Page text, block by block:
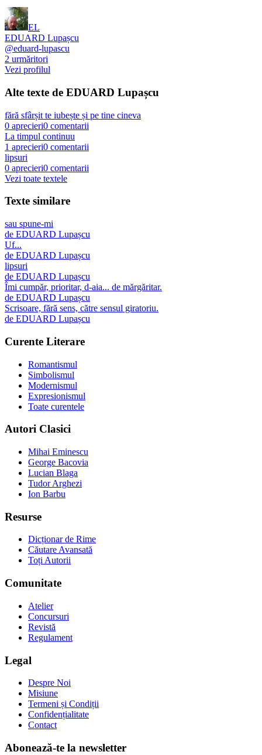
EL
EDUARD Lupașcu
@eduard-lupascu
2 urmăritori
Vezi profilul
Alte texte de EDUARD Lupașcu
fără sfârșit te iubește și pe tine cineva
0 aprecieri0 comentarii
La timpul continuu
1 aprecieri0 comentarii
lipsuri
0 aprecieri0 comentarii
Vezi toate textele
Texte similare
sau spune-mi
de EDUARD Lupașcu
Uf...
de EDUARD Lupașcu
lipsuri
de EDUARD Lupașcu
Îmi cumpăr, prioritar, d-aia... de mărgăritar.
de EDUARD Lupașcu
Scrisoare, fără sens, către sensul giratoriu.
de EDUARD Lupașcu
Curente Literare
Romantismul
Simbolismul
Modernismul
Expresionismul
Toate curentele
Autori Clasici
Mihai Eminescu
George Bacovia
Lucian Blaga
Tudor Arghezi
Ion Barbu
Resurse
Dicționar de Rime
Căutare Avansată
Toți Autorii
Comunitate
Atelier
Concursuri
Revistă
Regulament
Legal
Despre Noi
Misiune
Termeni și Condiții
Confidențialitate
Contact
Abonează-te la newsletter